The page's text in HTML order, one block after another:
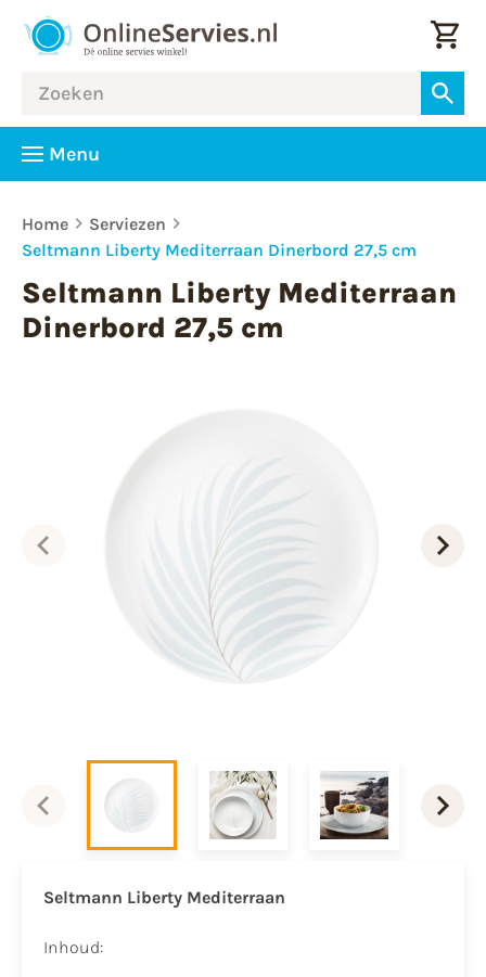
Menu
Home
Serviezen
Seltmann Liberty Mediterraan Dinerbord 27,5 cm
Seltmann Liberty Mediterraan
Dinerbord 27,5 cm
Seltmann Liberty Mediterraan
Inhoud: